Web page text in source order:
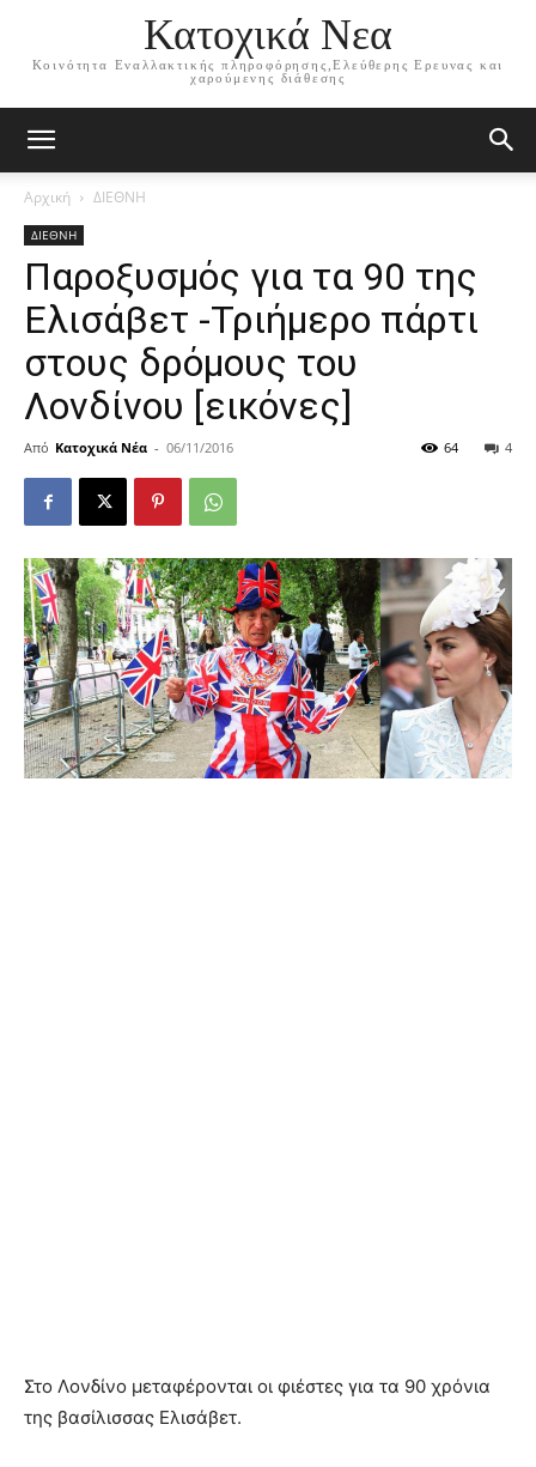
Κατοχικά Νεα
Κοινότητα Εναλλακτικής πληροφόρησης,Ελεύθερης Ερευνας και
χαρούμενης διάθεσης
Αρχική ΔΙΕΘΝΗ
ΔΙΕΘΝΗ
Παροξυσμός για τα 90 της
Ελισάβετ -Τριήμερο πάρτι
στους δρόμους του
Λονδίνου [εικόνες]
Από Κατοχικά Νέα - 06/11/2016 4
64
Στο Λονδίνο μεταφέρονται οι φιέστες για τα 90 χρόνια
της βασίλισσας Ελισάβετ.